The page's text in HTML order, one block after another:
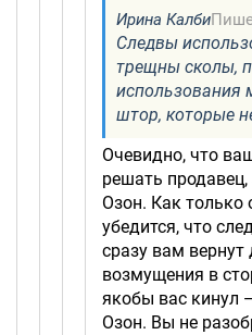
Ирина Калби
Следвы
трещны сколы,
использования
штор, которые
Очевидно, что
решать продавец,
Озон. Как только
убедится, что
сразу вам
возмущения в
якобы вас кинул
Озон. Вы не